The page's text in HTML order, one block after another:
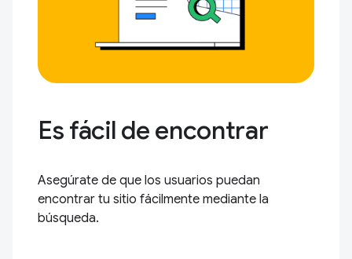
Es fácil de encontrar
Asegúrate de que los usuarios puedan
encontrar tu sitio fácilmente mediante la
búsqueda.